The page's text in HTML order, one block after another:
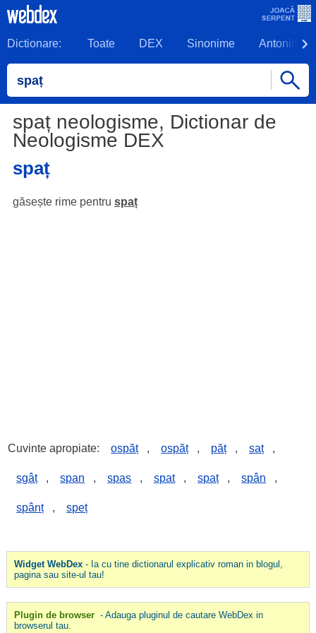
Dictionare: Toate DEX Sinonime Antonime
spaț neologisme, Dictionar de
Neologisme DEX
spaț
găsește rime pentru spaț
Cuvinte apropiate: ospăț , ospăț , păț , saț ,
sgâț , span , spas , spat , spaț , spân ,
spânț , speț
Widget WebDex- Ia cu tine dictionarul explicativ roman in blogul,
pagina sau site-ul tau!
Plugin de browser - Adauga pluginul de cautare WebDex in
browserul tau.